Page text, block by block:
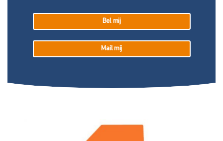
Bel mij
Mail mij